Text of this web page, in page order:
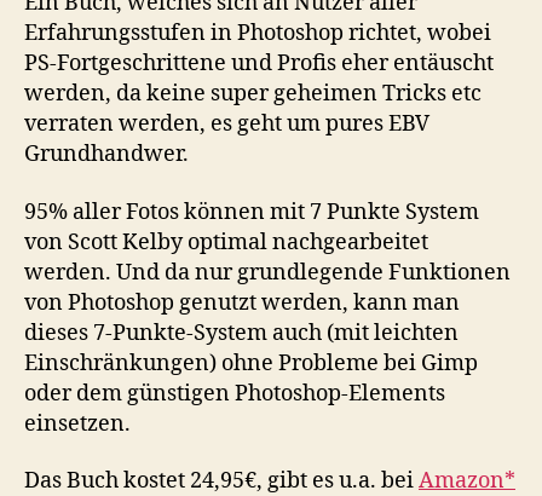
Erfahrungsstufen in Photoshop richtet, wobei
PS-Fortgeschrittene und Profis eher entäuscht
werden, da keine super geheimen Tricks etc
verraten werden, es geht um pures EBV
Grundhandwer.
95% aller Fotos können mit 7 Punkte System
von Scott Kelby optimal nachgearbeitet
werden. Und da nur grundlegende Funktionen
von Photoshop genutzt werden, kann man
dieses 7-Punkte-System auch (mit leichten
Einschränkungen) ohne Probleme bei Gimp
oder dem günstigen Photoshop-Elements
einsetzen.
Das Buch kostet 24,95€, gibt es u.a. beiAmazon*